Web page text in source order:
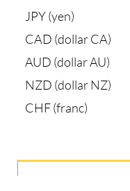
JPY (yen)
CAD (dollar CA)
AUD (dollar AU)
NZD (dollar NZ)
CHF (franc)